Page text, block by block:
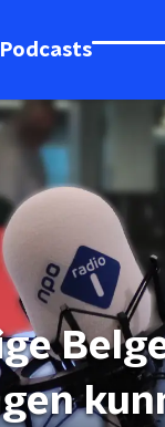
Podcasts